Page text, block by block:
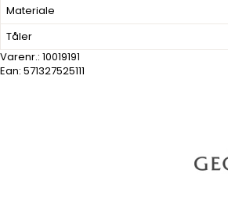
Materiale
Tåler
Varenr.: 10019191
Ean: 571327525111